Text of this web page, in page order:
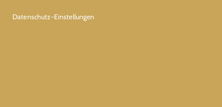
Datenschutz-Einstellungen